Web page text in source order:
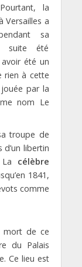
la
Versailles a
sa
suite été
été un
rien à cette
par la
nom Le
troupe de
libertin
célèbre
1841,
comme
mort de ce
du Palais
Ce lieu est